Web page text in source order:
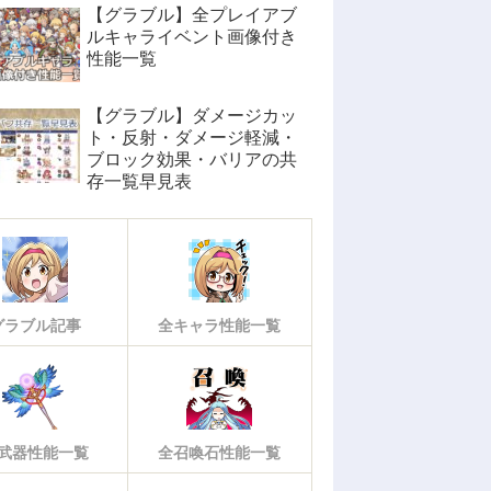
【グラブル】全プレイアブ
ルキャライベント画像付き
性能一覧
【グラブル】ダメージカッ
ト・反射・ダメージ軽減・
ブロック効果・バリアの共
存一覧早見表
ラブル記事 全キャラ性能一覧
器性能一覧 全召喚石性能一覧